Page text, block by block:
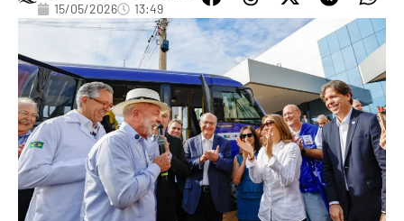
15/05/2026 13:49